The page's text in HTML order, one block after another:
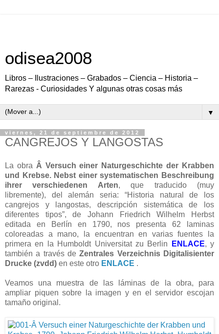
odisea2008
Libros – Ilustraciones – Grabados – Ciencia – Historia –
Rarezas - Curiosidades Y algunas otras cosas más
▼
viernes, 21 de septiembre de 2012
CANGREJOS Y LANGOSTAS
La obra Â Versuch einer Naturgeschichte der Krabben
und Krebse. Nebst einer systematischen Beschreibung
ihrer verschiedenen Arten, que traducido (muy
libremente), del alemán seria: “Historia natural de los
cangrejos y langostas, descripción sistemática de los
diferentes tipos”, de Johann Friedrich Wilhelm Herbst
editada en Berlín en 1790, nos presenta 62 laminas
coloreadas a mano, la encuentran en varias fuentes la
primera en la Humboldt Universitat zu Berlin
ENLACE, y
también a través deZentrales Verzeichnis Digitalisienter
Drucke (zvdd) en este otro ENLACE .
Veamos una muestra de las láminas de la obra, para
ampliar piquen sobre la imagen y en el servidor escojan
tamaño original.